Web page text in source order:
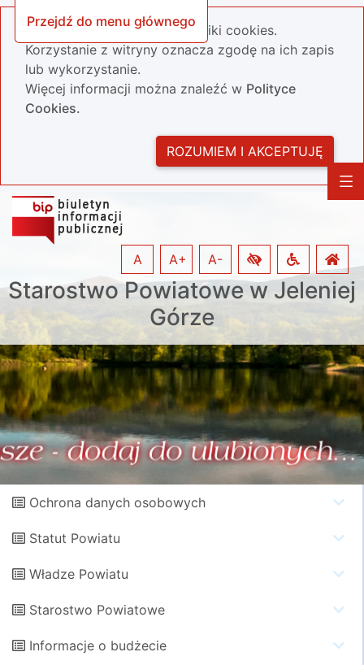
Przejdź do menu głównego
Nasza strona wykorzystuje pliki cookies.
Korzystanie z witryny oznacza zgodę na ich zapis
lub wykorzystanie.
Więcej informacji można znaleźć w Polityce
Cookies.
ROZUMIEM I AKCEPTUJĘ
Starostwo Powiatowe w Jeleniej
Górze
A A+ A-
Ochrona danych osobowych
Statut Powiatu
Władze Powiatu
Starostwo Powiatowe
Informacje o budżecie